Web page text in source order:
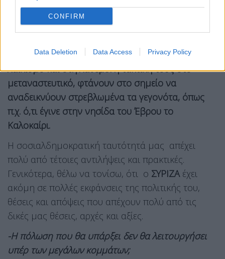
CONFIRM
Data Deletion Data Access Privacy Policy
το τρίτο μνημόνιο, να υπόσχονται ότι «η δεύτερη
φορά θα είναι αλλιώς». Και προβάλουν την βαθιά
της εξουσίας.Απέναντι σ’ αυτά και απέναντι στον
λαϊκισμό και στη λαθεμένη τακτική τους στο
μεταναστευτικό, φτάνουν στο σημείο να
αναδεικνύουν στρεβλωμένα τα γεγονότα, όπως
π.χ. ό,τι έγινε στην νησίδα του Έβρου το
Καλοκαίρι.
Η σοσιαλδημοκρατική ταυτότητά μας απέχει
πολύ από τέτοιες αντιλήψεις και πρακτικές.
Γενικότερα, θέλω να τονίσω, ότι ο ΣΥΡΙΖΑ έχει
ακόμη σε πολλές εκφάνσεις της πολιτικής του,
θέσεις και απόψεις που απέχουν πολύ από τις
δικές μας θέσεις, αρχές και αξίες.
-Η πόλωση που θα υπάρξει δεν θα λειτουργήσει
υπέρ των μεγάλων κομμάτων;